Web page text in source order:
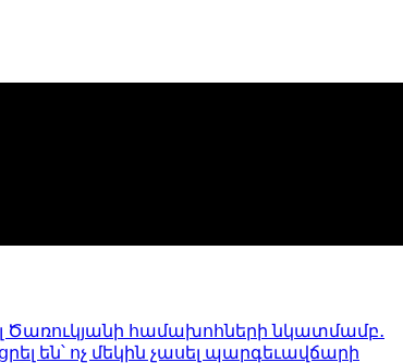
Ծառուկյանի համախոհների նկատմամբ․
են՝ ոչ մեկին չասել պարգեւավճարի